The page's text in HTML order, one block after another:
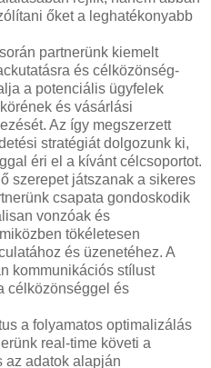
őket a leghatékonyabb
partnerünk kiemelt
és célközönség-
a potenciális ügyfelek
és vásárlási
Az így megszerzett
stratégiát dolgozunk ki,
éri el a kívánt célcsoportot.
szerepet játszanak a sikeres
csapata gondoskodik
vonzóak és
tökéletesen
és üzenetéhez. A
kommunikációs stílust
célközönséggel és
a folyamatos optimalizálás
real-time követi a
az adatok alapján